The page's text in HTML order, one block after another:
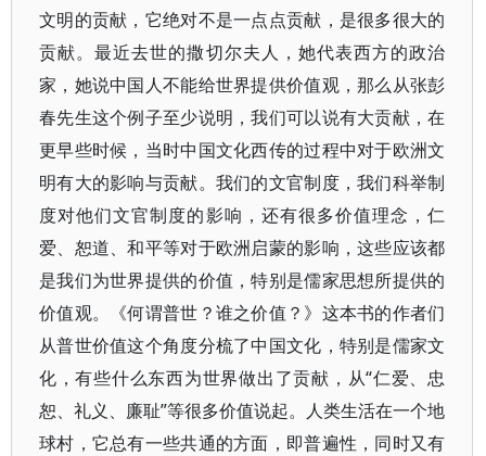
文明的贡献，它绝对不是一点点贡献，是很多很大的
贡献。最近去世的撒切尔夫人，她代表西方的政治
家，她说中国人不能给世界提供价值观，那么从张彭
春先生这个例子至少说明，我们可以说有大贡献，在
更早些时候，当时中国文化西传的过程中对于欧洲文
明有大的影响与贡献。我们的文官制度，我们科举制
度对他们文官制度的影响，还有很多价值理念，仁
爱、恕道、和平等对于欧洲启蒙的影响，这些应该都
是我们为世界提供的价值，特别是儒家思想所提供的
价值观。《何谓普世？谁之价值？》这本书的作者们
从普世价值这个角度分梳了中国文化，特别是儒家文
化，有些什么东西为世界做出了贡献，从“仁爱、忠
恕、礼义、廉耻”等很多价值说起。人类生活在一个地
球村，它总有一些共通的方面，即普遍性，同时又有